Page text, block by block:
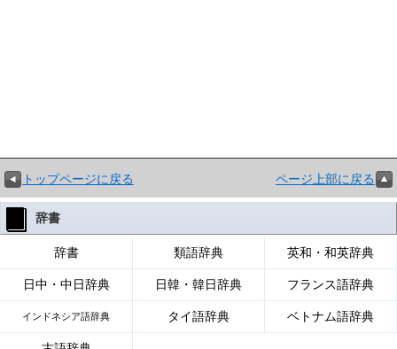
トップページに戻る ページ上部に戻る
辞書
辞書 類語辞典 英和・和英辞典
日中・中日辞典 日韓・韓日辞典 フランス語辞典
インドネシア語辞典 タイ語辞典 ベトナム語辞典